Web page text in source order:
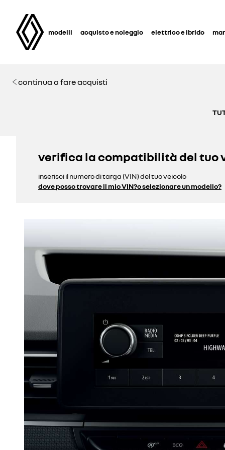
modelli acquisto e noleggio elettrico e ibrido
continua a fare acquisti
verifica la compatibilità del tuo
inserisci il numero di targa (VIN) del tuo veicolo
dove posso trovare il mio VIN?o selezionare un modello?